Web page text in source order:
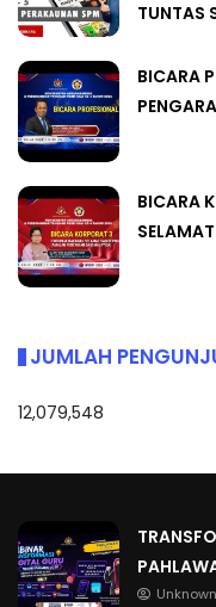
TUNTAS
BICARA
BICARA
JUMLAH
12,079,548
Unknown